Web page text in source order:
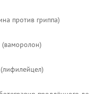
против гриппа)